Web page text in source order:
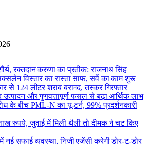
रक्तदान करुणा का प्रतीक: राजनाथ सिंह
विस्तार का रास्ता साफ, सर्वे का काम शुरू
से 124 लीटर शराब बरामद, तस्कर गिरफ्तार
और गुणवत्तापूर्ण फसल से बढ़ा आर्थिक लाभ
के बीच PML-N का यू-टर्न, 99% प्रदर्शनकारी
रुपये, जुताई में मिली थैली तो दीमक ने चट किए
में नई सफाई व्यवस्था, निजी एजेंसी करेगी डोर-टू-डोर